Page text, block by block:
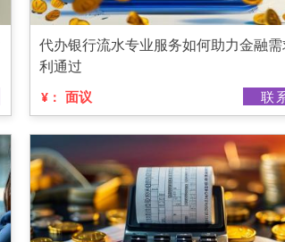
代办银行流水专业服务如何助力金融
利通过
¥： 面议 联